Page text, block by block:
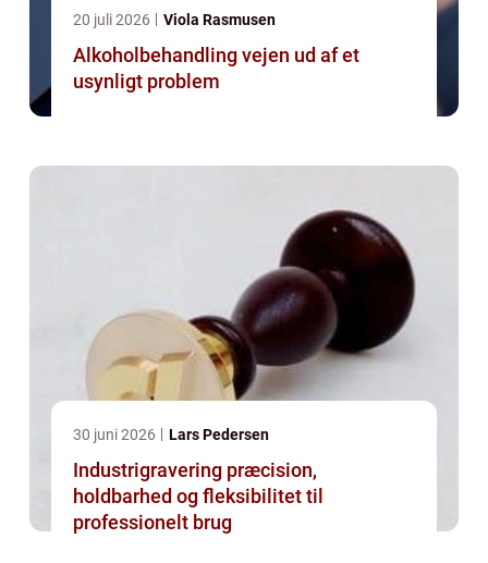
20 juli 2026 Viola Rasmusen
Alkoholbehandling vejen ud af et
usynligt problem
30 juni 2026 Lars Pedersen
Industrigravering præcision,
holdbarhed og fleksibilitet til
professionelt brug